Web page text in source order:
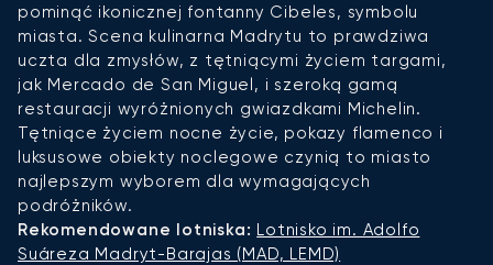
pominąć ikonicznej fontanny Cibeles, symbolu
miasta. Scena kulinarna Madrytu to prawdziwa
uczta dla zmysłów, z tętniącymi życiem targami,
jak Mercado de San Miguel, i szeroką gamą
restauracji wyróżnionych gwiazdkami Michelin.
Tętniące życiem nocne życie, pokazy flamenco i
luksusowe obiekty noclegowe czynią to miasto
najlepszym wyborem dla wymagających
podróżników.
Rekomendowane lotniska: Lotnisko im. Adolfo
Suáreza Madryt-Barajas (MAD, LEMD)